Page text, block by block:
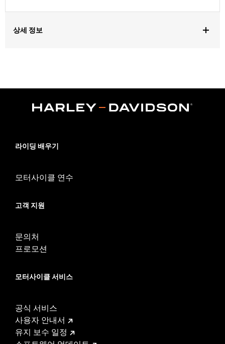
상세 정보
WARRANTY:1 year limited warranty – Go towww.h-
라이딩 배우기
모터사이클 연수
고객 지원
문의처
프로모션
모터사이클 서비스
공식 서비스
사용자 안내서
유지 보수 일정